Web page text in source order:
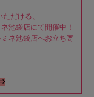
だける、
池袋店にて開催中！
ネ池袋店へお立ち寄
⇒